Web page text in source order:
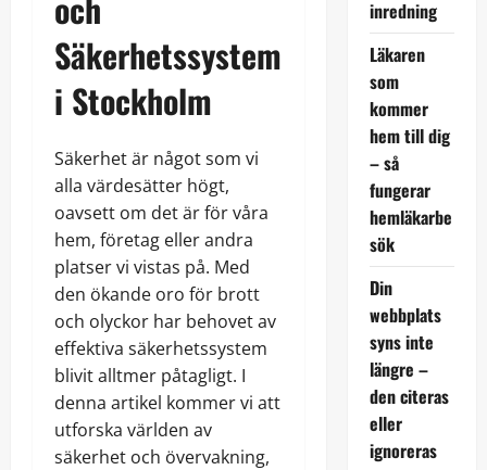
Säkerhetssystem
i Stockholm
Säkerhet är något som vi
alla värdesätter högt,
oavsett om det är för våra
hem, företag eller andra
platser vi vistas på. Med
den ökande oro för brott
och olyckor har behovet av
effektiva säkerhetssystem
blivit alltmer påtagligt. I
denna artikel kommer vi att
utforska världen av
säkerhet och övervakning,
inredning
Läkaren
som
kommer
hem till dig
– så
fungerar
hemläkarbe
sök
Din
webbplats
syns inte
längre –
den citeras
eller
ignoreras